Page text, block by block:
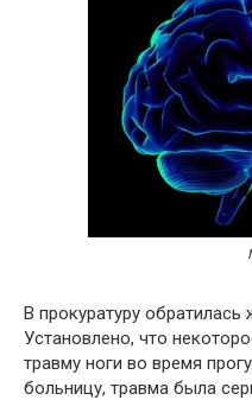
В прокуратуру обратилась
Установлено, что
травму ноги во время
больницу, травма была